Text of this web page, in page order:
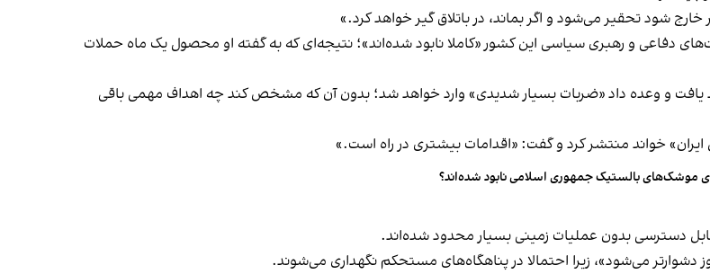
شود تحقیر می‌شود و اگر بماند، در باتلاق گیر خواهد کرد.»
دفاعی و رهبری سیاسی این کشور «کاملا نابود شده‌اند»؛ نتیجه‌ای که به گفته او محصول یک ماه حملات
یافت و وعده داد «ضربات بسیار شدیدی» وارد خواهد شد؛ بدون آن که مشخص کند چه اهداف مهمی باقی
موشک‌های بالستیک جمهوری اسلامی نابود شده‌اند؟
دسترسی بدون عملیات زمینی بسیار محدود شده‌اند.
می‌شود»، زیرا احتمالا در پناهگاه‌های مستحکم نگهداری می‌شوند.